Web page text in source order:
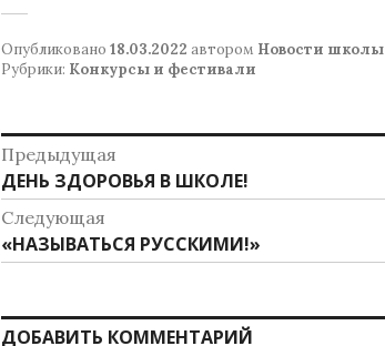
Опубликовано 18.03.2022 автором Новости школы
Рубрики: Конкурсы и фестивали
Навигация
по
записям
Предыдущая
Предыдущая
запись:
ДЕНЬ ЗДОРОВЬЯ В ШКОЛЕ!
Следующая
Следующая
запись:
«НАЗЫВАТЬСЯ РУССКИМИ!»
ДОБАВИТЬ КОММЕНТАРИЙ